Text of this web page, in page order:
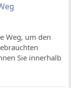
Weg, um den
Sie innerhalb